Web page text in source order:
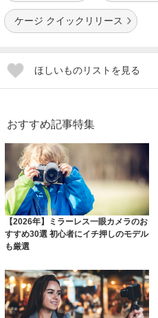
ケージ クイックリリース
ほしいものリストを見る
おすすめ記事特集
【2026年】ミラーレス一眼カメラのお
すすめ30選 初心者にイチ押しのモデル
も厳選